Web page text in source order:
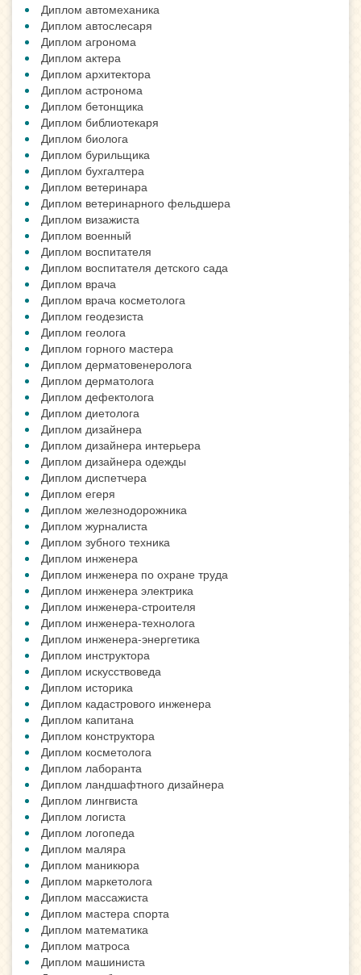
Диплом автомеханика
Диплом автослесаря
Диплом агронома
Диплом актера
Диплом архитектора
Диплом астронома
Диплом бетонщика
Диплом библиотекаря
Диплом биолога
Диплом бурильщика
Диплом бухгалтера
Диплом ветеринара
Диплом ветеринарного фельдшера
Диплом визажиста
Диплом военный
Диплом воспитателя
Диплом воспитателя детского сада
Диплом врача
Диплом врача косметолога
Диплом геодезиста
Диплом геолога
Диплом горного мастера
Диплом дерматовенеролога
Диплом дерматолога
Диплом дефектолога
Диплом диетолога
Диплом дизайнера
Диплом дизайнера интерьера
Диплом дизайнера одежды
Диплом диспетчера
Диплом егеря
Диплом железнодорожника
Диплом журналиста
Диплом зубного техника
Диплом инженера
Диплом инженера по охране труда
Диплом инженера электрика
Диплом инженера-строителя
Диплом инженера-технолога
Диплом инженера-энергетика
Диплом инструктора
Диплом искусствоведа
Диплом историка
Диплом кадастрового инженера
Диплом капитана
Диплом конструктора
Диплом косметолога
Диплом лаборанта
Диплом ландшафтного дизайнера
Диплом лингвиста
Диплом логиста
Диплом логопеда
Диплом маляра
Диплом маникюра
Диплом маркетолога
Диплом массажиста
Диплом мастера спорта
Диплом математика
Диплом матроса
Диплом машиниста